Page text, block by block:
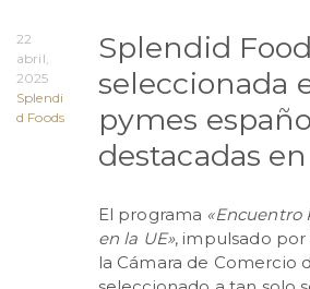
22
abril,
2025
Splendi
d Foods
Splendid
seleccionada
pymes
destacadas
El programa «Encuentro
en la UE», impulsado
la Cámara de Comercio